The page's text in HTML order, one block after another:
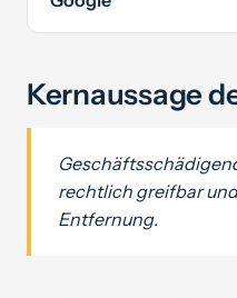
Kernaussage
rechtlich greifbar
Entfernung.